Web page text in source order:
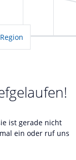
ist gerade nicht
ein oder ruf uns